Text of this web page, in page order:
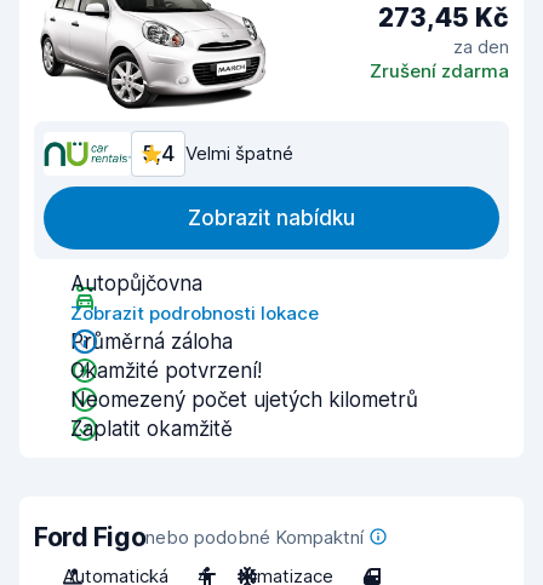
273,45 Kč
za den
Zrušení zdarma
5,4 Velmi špatné
Zobrazit nabídku
Autopůjčovna
Zobrazit podrobnosti lokace
Průměrná záloha
Okamžité potvrzení!
Neomezený počet ujetých kilometrů
Zaplatit okamžitě
Ford Figonebo podobné Kompaktní
Automatická
4 Klimatizace 4